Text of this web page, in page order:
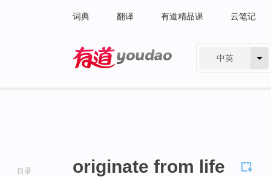
词典 翻译 有道精品课 云笔记
中英
目录 originate from life